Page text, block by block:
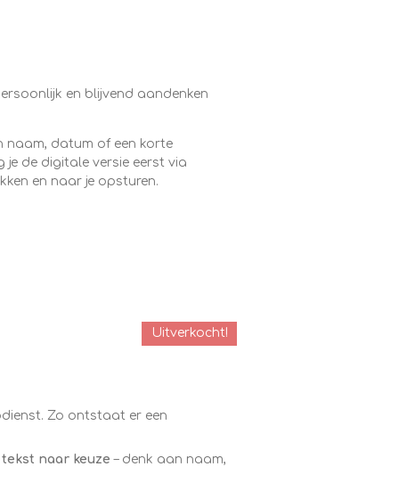
en blijvend aandenken
naam, datum of een korte
de digitale versie eerst via
en naar je opsturen.
Uitverkocht!
Zo ontstaat er een
naar keuze – denk aan naam,